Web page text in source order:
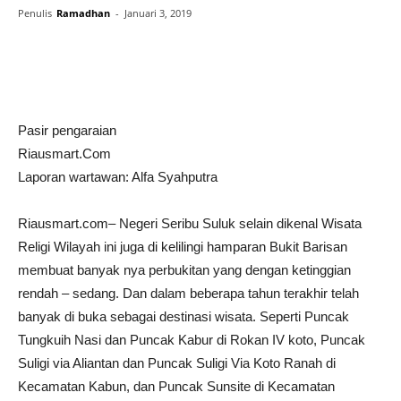
Penulis Ramadhan - Januari 3, 2019
Pasir pengaraian
Riausmart.Com
Laporan wartawan: Alfa Syahputra
Riausmart.com– Negeri Seribu Suluk selain dikenal Wisata
Religi Wilayah ini juga di kelilingi hamparan Bukit Barisan
membuat banyak nya perbukitan yang dengan ketinggian
rendah – sedang. Dan dalam beberapa tahun terakhir telah
banyak di buka sebagai destinasi wisata. Seperti Puncak
Tungkuih Nasi dan Puncak Kabur di Rokan IV koto, Puncak
Suligi via Aliantan dan Puncak Suligi Via Koto Ranah di
Kecamatan Kabun, dan Puncak Sunsite di Kecamatan